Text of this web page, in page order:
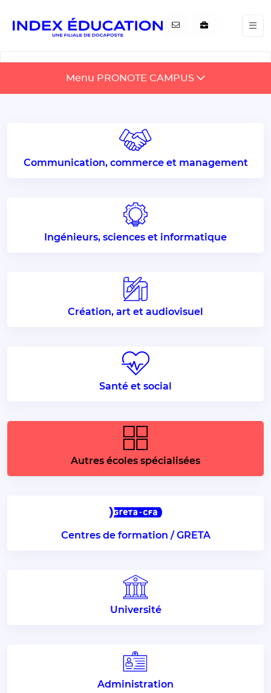
Menu PRONOTE CAMPUS
Communication, commerce et management
Ingénieurs, sciences et informatique
Création, art et audiovisuel
Santé et social
Autres écoles spécialisées
Centres de formation / GRETA
Université
Administration